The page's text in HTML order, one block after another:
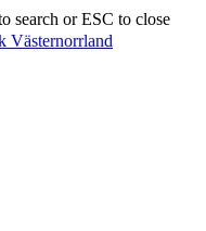
search or ESC to close